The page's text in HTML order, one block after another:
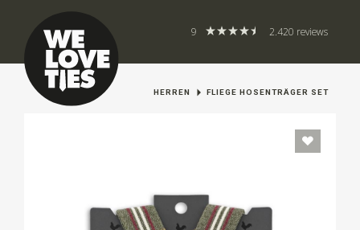
9 2.420 reviews
HERREN FLIEGE HOSENTRÄGER SET